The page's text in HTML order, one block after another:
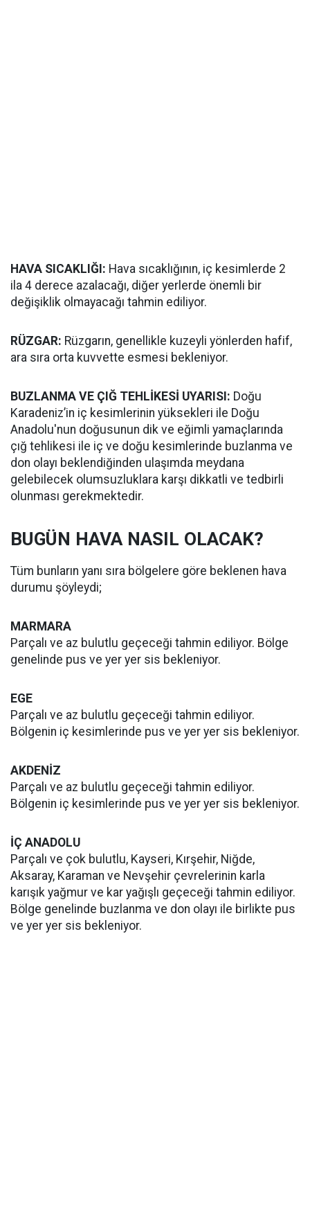
HAVA SICAKLIĞI: Hava sıcaklığının, iç kesimlerde 2
ila 4 derece azalacağı, diğer yerlerde önemli bir
değişiklik olmayacağı tahmin ediliyor.
RÜZGAR: Rüzgarın, genellikle kuzeyli yönlerden hafif,
ara sıra orta kuvvette esmesi bekleniyor.
BUZLANMA VE ÇIĞ TEHLİKESİ UYARISI: Doğu
Karadeniz’in iç kesimlerinin yüksekleri ile Doğu
Anadolu'nun doğusunun dik ve eğimli yamaçlarında
çığ tehlikesi ile iç ve doğu kesimlerinde buzlanma ve
don olayı beklendiğinden ulaşımda meydana
gelebilecek olumsuzluklara karşı dikkatli ve tedbirli
olunması gerekmektedir.
BUGÜN HAVA NASIL OLACAK?
Tüm bunların yanı sıra bölgelere göre beklenen hava
durumu şöyleydi;
MARMARA
Parçalı ve az bulutlu geçeceği tahmin ediliyor. Bölge
genelinde pus ve yer yer sis bekleniyor.
EGE
Parçalı ve az bulutlu geçeceği tahmin ediliyor.
Bölgenin iç kesimlerinde pus ve yer yer sis bekleniyor.
AKDENİZ
Parçalı ve az bulutlu geçeceği tahmin ediliyor.
Bölgenin iç kesimlerinde pus ve yer yer sis bekleniyor.
İÇ ANADOLU
Parçalı ve çok bulutlu, Kayseri, Kırşehir, Niğde,
Aksaray, Karaman ve Nevşehir çevrelerinin karla
karışık yağmur ve kar yağışlı geçeceği tahmin ediliyor.
Bölge genelinde buzlanma ve don olayı ile birlikte pus
ve yer yer sis bekleniyor.